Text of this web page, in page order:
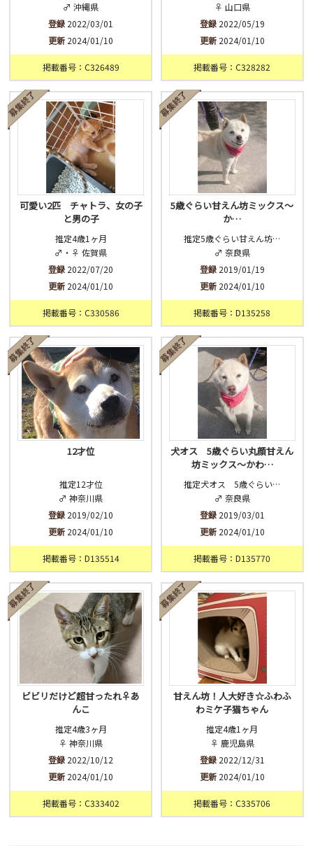
♂ 沖縄県
登録 2022/03/01
更新 2024/01/10
掲載番号：C326489
♀ 山口県
登録2022/05/19
更新2024/01/10
掲載番号：C328282
可愛い2匹 チャトラ、女の子
と男の子
推定4歳1ヶ月
♂・♀ 佐賀県
登録 2022/07/20
更新 2024/01/10
掲載番号：C330586
5歳ぐらい甘えん坊ミックス〜
か…
推定5歳ぐらい甘えん坊…
♂ 奈良県
登録2019/01/19
更新2024/01/10
掲載番号：D135258
12才位
推定12才位
♂ 神奈川県
登録 2019/02/10
更新 2024/01/10
掲載番号：D135514
犬オス 5歳ぐらい丸顔甘えん
坊ミックス〜かわ…
推定犬オス 5歳ぐらい…
♂ 奈良県
登録2019/03/01
更新2024/01/10
掲載番号：D135770
ビビリだけど超甘ったれ♀あ
んこ
推定4歳3ヶ月
♀ 神奈川県
登録 2022/10/12
更新 2024/01/10
掲載番号：C333402
甘えん坊！人大好き☆ふわふ
わミケ子猫ちゃん
推定4歳1ヶ月
♀ 鹿児島県
登録2022/12/31
更新2024/01/10
掲載番号：C335706